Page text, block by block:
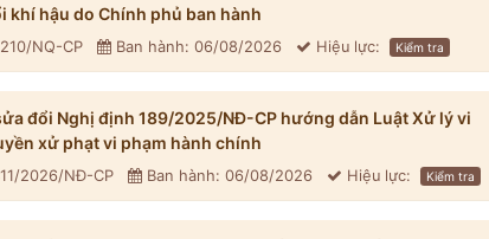
khí hậu do Chính phủ ban hành
NQ-CP Ban hành: 06/08/2026 Hiệu lực: Kiểm tra
đổi Nghị định 189/2025/NĐ-CP hướng dẫn Luật Xử lý vi
xử phạt vi phạm hành chính
2026/NĐ-CP Ban hành: 06/08/2026 Hiệu lực: Kiểm tra